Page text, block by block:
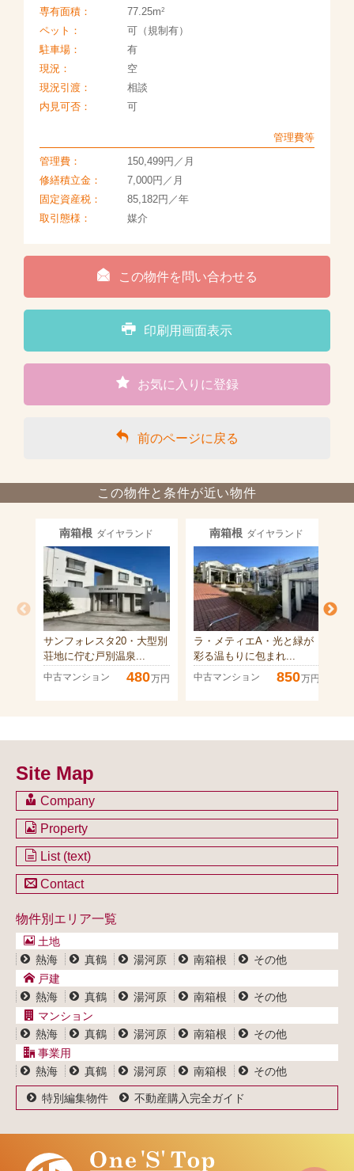
専有面積： 77.25m2
ペット：
可（規制有）
駐車場：
有
現況：
空
現況引渡：
相談
内見可否：
可
管理費等
管理費：
150,499円／月
修繕積立金：
7,000円／月
固定資産税：
85,182円／年
取引態様：
媒介
この物件を問い合わせる
印刷用画面表示
お気に入りに登録
前のページに戻る
この物件と条件が近い物件
南箱根 ダイヤランド
サンフォレスタ20・大型別
荘地に佇む戸別温泉...
中古マンション 480万円
南箱根 ダイヤランド
ラ・メティエA・光と緑が
彩る温もりに包まれ...
中古マンション 850万円
Site Map
Company
会社のご案内
不動産を購入したい方
不動産を売却したい方
不動産買取システム
Property
土地一覧
戸建一覧
マンション一覧
事業用物件一覧
List (text)
土地一覧
マンション一覧
事業用物件一覧
Contact
ブログ
プライバシーポリシー
サイトポリシー
物件別エリア一覧
土地
熱海
真鶴 湯河原 南箱根
その他
戸建
熱海
真鶴 湯河原 南箱根
その他
マンション
熱海
真鶴 湯河原 南箱根
その他
事業用
熱海
真鶴 湯河原 南箱根 その他
特別編集物件 不動産購入完全ガイド